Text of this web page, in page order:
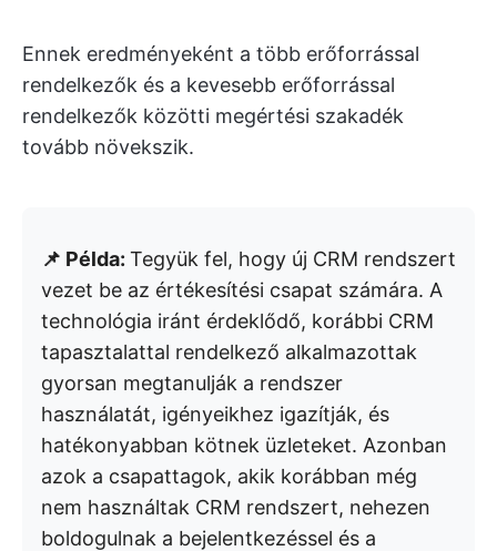
Ennek eredményeként a több erőforrással
rendelkezők és a kevesebb erőforrással
rendelkezők közötti megértési szakadék
tovább növekszik.
📌 Példa: Tegyük fel, hogy új CRM rendszert
vezet be az értékesítési csapat számára. A
technológia iránt érdeklődő, korábbi CRM
tapasztalattal rendelkező alkalmazottak
gyorsan megtanulják a rendszer
használatát, igényeikhez igazítják, és
hatékonyabban kötnek üzleteket. Azonban
azok a csapattagok, akik korábban még
nem használtak CRM rendszert, nehezen
boldogulnak a bejelentkezéssel és a